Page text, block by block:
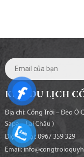
KHU DU LỊCH
Địa chỉ: Cổng Trời – Đèo Ô
Sapa – Lai Châu )
Điện thoại: 0967 359 329
Email: